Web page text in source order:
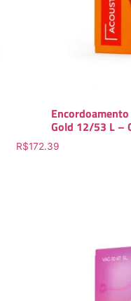
Gold 12/53 L –
R$172.39